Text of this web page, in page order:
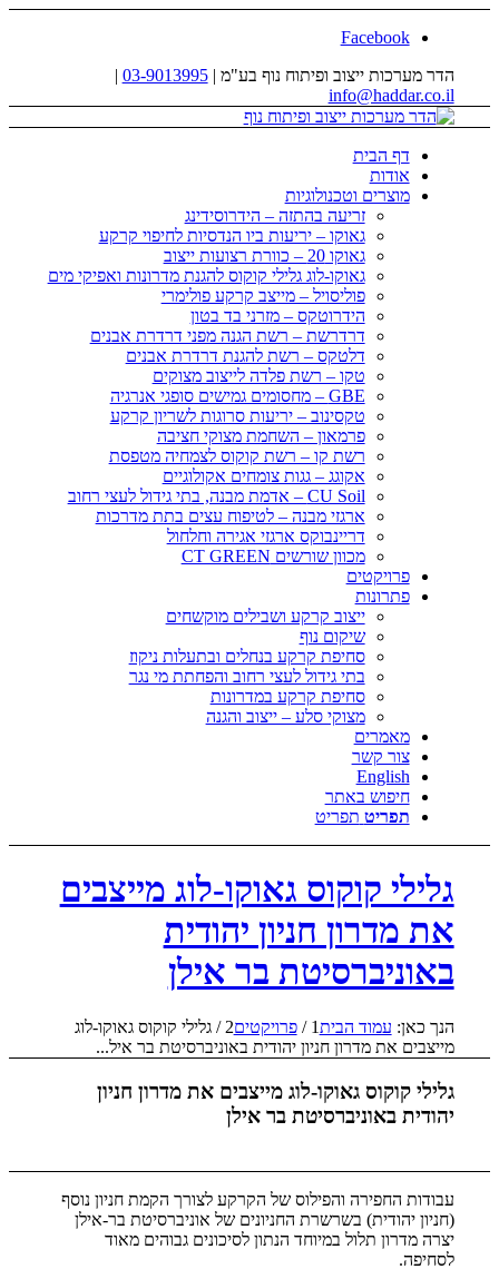
Facebook
הדר מערכות ייצוב ופיתוח נוף בע"מ |03-9013995
|
info@haddar.co.il
דף הבית
אודות
מוצרים וטכנולוגיות
זריעה בהתזה – הידרוסידינג
גאוקו – יריעות ביו הנדסיות לחיפוי קרקע
גאוקו 20 – כוורת רצועות ייצוב
גאוקו-לוג גלילי קוקוס להגנת מדרונות ואפיקי מים
פוליסויל – מייצב קרקע פולימרי
הידרוטקס – מזרני בד בטון
דרדרשת – רשת הגנה מפני דרדרת אבנים
דלטקס – רשת להגנת דרדרת אבנים
טקו – רשת פלדה לייצוב מצוקים
GBE – מחסומים גמישים סופגי אנרגיה
טקסינוב – יריעות סרוגות לשריון קרקע
פרמאון – השחמת מצוקי חציבה
רשת קו – רשת קוקוס לצמחיה מטפסת
אקוגג – גגות צומחים אקולוגיים
CU Soil – אדמת מבנה, בתי גידול לעצי רחוב
ארגזי מבנה – לטיפוח עצים בתת מדרכות
דריינבוקס ארגזי אגירה וחלחול
מכוון שורשים CT GREEN
פרויקטים
פתרונות
ייצוב קרקע ושבילים מוקשחים
שיקום נוף
סחיפת קרקע בנחלים ובתעלות ניקוז
בתי גידול לעצי רחוב והפחתת מי נגר
סחיפת קרקע במדרונות
מצוקי סלע – ייצוב והגנה
מאמרים
צור קשר
English
חיפוש באתר
תפריט תפריט
גלילי קוקוס גאוקו-לוג מייצבים
את מדרון חניון יהודית
באוניברסיטת בר אילן
הנך כאן: עמוד הבית1
/ פרויקטים2
/ גלילי קוקוס גאוקו-לוג
מייצבים את מדרון חניון יהודית באוניברסיטת בר איל...
גלילי קוקוס גאוקו-לוג מייצבים את מדרון חניון
יהודית באוניברסיטת בר אילן
עבודות החפירה והפילוס של הקרקע לצורך הקמת חניון נוסף
(חניון יהודית) בשרשרת החניונים של אוניברסיטת בר-אילן
יצרה מדרון תלול במיוחד הנתון לסיכונים גבוהים מאוד
לסחיפה.